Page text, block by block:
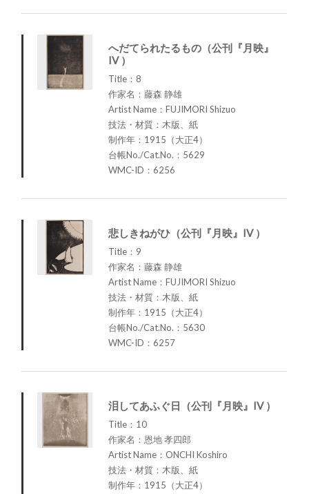
へだてられたるもの（公刊『月映』
IV ）
Title：8
作家名：藤森 静雄
Artist Name：FUJIMORI Shizuo
技法・材質：木版、紙
制作年：1915（大正4）
台帳No./Cat.No.：5629
WMC-ID：6256
悲しきねがひ（公刊『月映』IV ）
Title：9
作家名：藤森 静雄
Artist Name：FUJIMORI Shizuo
技法・材質：木版、紙
制作年：1915（大正4）
台帳No./Cat.No.：5630
WMC-ID：6257
泪してあふぐ日（公刊『月映』IV ）
Title：10
作家名：恩地 孝四郎
Artist Name：ONCHI Koshiro
技法・材質：木版、紙
制作年：1915（大正4）